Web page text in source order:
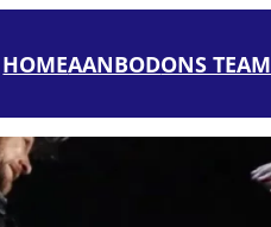
HOMEAANBODONS TEAM